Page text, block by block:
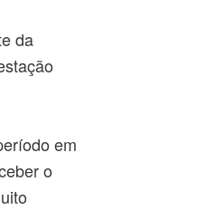
da
em
o